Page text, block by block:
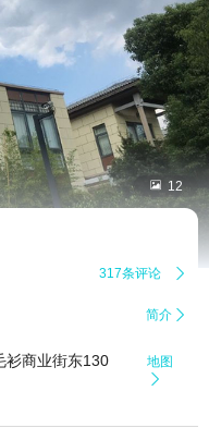
 12
317条评论 
简介 
衫商业街东130
地图
